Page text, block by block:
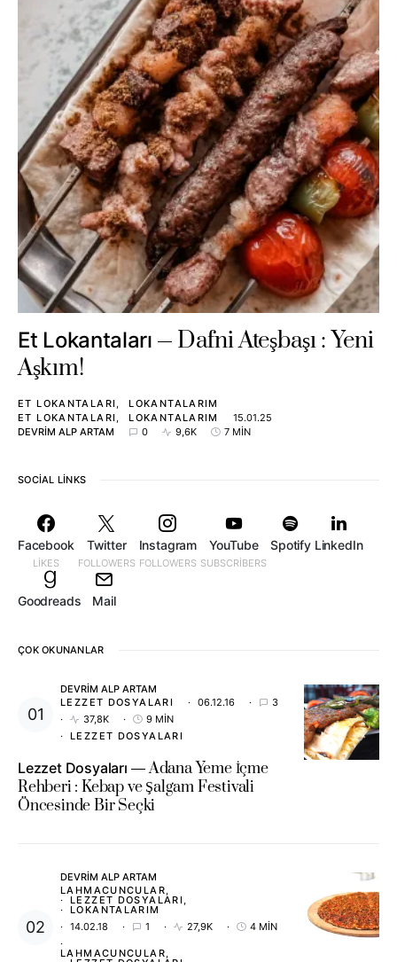
Et Lokantaları
Dafni Ateşbaşı : Yeni
Aşkım!
ET LOKANTALARI
LOKANTALARIM
ET LOKANTALARI
LOKANTALARIM
15.01.25
DEVRIM ALP ARTAM
0 9,6K 7 MIN
SOCIAL LINKS
Facebook
LIKES
Twitter
FOLLOWERS
Instagram
FOLLOWERS
YouTube
SUBSCRIBERS
Spotify LinkedIn
Goodreads Mail
ÇOK OKUNANLAR
DEVRIM ALP ARTAM
LEZZET DOSYALARI
06.12.16
3
37,8K
9 MIN
LEZZET DOSYALARI
Lezzet Dosyaları
Adana Yeme İçme
Rehberi : Kebap ve Şalgam Festivali
Öncesinde Bir Seçki
DEVRIM ALP ARTAM
LAHMACUNCULAR
LEZZET DOSYALARI
LOKANTALARIM
14.02.18
1 27,9K 4 MIN
LAHMACUNCULAR